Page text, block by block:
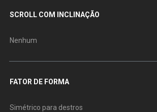
SCROLL COM INCLINAÇÃO
Nenhum
FATOR DE FORMA
Simétrico para destros